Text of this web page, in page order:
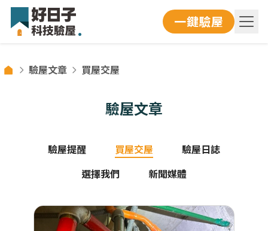
一鍵驗屋
驗屋文章 買屋交屋
驗屋文章
驗屋提醒 買屋交屋
驗屋日誌
選擇我們
新聞媒體